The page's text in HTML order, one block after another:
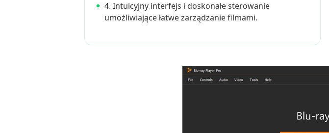
4. Intuicyjny interfejs i doskonałe sterowanie
umożliwiające łatwe zarządzanie filmami.